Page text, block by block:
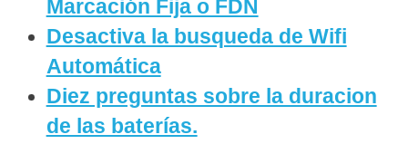
Marcación Fija o FDN
Desactiva la busqueda de Wifi
Automática
Diez preguntas sobre la duracion
de las baterías.